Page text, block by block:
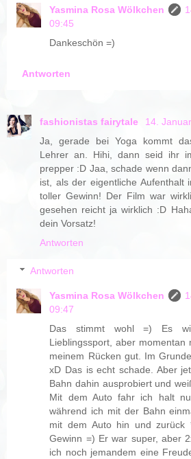
Yasmina Rosa Wölkchen
09:45
Dankeschön =)
Antworten
fashionistas fairytale
14.
Ja, gerade bei Yoga kommt
Lehrer an. Hihi, dann seid ihr
prepper :D Jaa, schade wenn
ist, als der eigentliche Aufenthalt
toller Gewinn! Der Film war
gesehen reicht ja wirklich :D
dein Vorsatz!
Antworten
Antworten
Yasmina Rosa Wölkchen
09:47
Das stimmt wohl =) Es
Lieblingssport, aber
meinem Rücken gut. Im
xD Das is echt schade. Aber
Bahn dahin ausprobiert und
Mit dem Auto fahr ich halt
während ich mit der Bahn
mit dem Auto hin und zurück
Gewinn =) Er war super, aber
ich noch jemandem eine